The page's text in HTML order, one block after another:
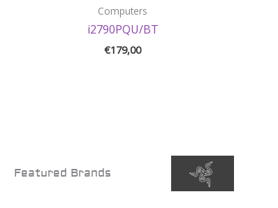
Computers
i2790PQU/BT
€179,00
Featured Brands